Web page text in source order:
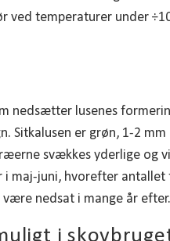
temperaturer under
nedsætter lusenes
Sitkalusen er grøn, 1-2
svækkes yderlige og
maj-juni, hvorefter antallet
nedsat i mange år efter.
i